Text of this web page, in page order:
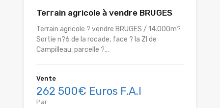
Terrain agricole à vendre BRUGES
Terrain agricole ? vendre BRUGES / 14.000m?
Sortie n?6 de la rocade, face ? la ZI de
Campilleau, parcelle ?…
Vente
262 500€ Euros F.A.I
Par